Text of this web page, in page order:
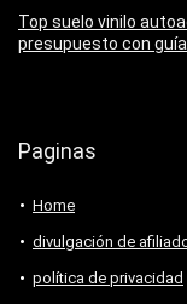
Top suelo vinilo
presupuesto con
Paginas
Home
divulgación de
política de privacidad